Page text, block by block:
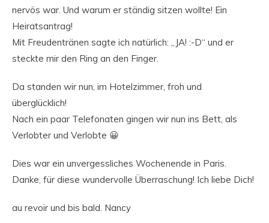
nervös war. Und warum er ständig sitzen wollte! Ein
Heiratsantrag!
Mit Freudentränen sagte ich natürlich: „JA! :-D“ und er
steckte mir den Ring an den Finger.
Da standen wir nun, im Hotelzimmer, froh und
überglücklich!
Nach ein paar Telefonaten gingen wir nun ins Bett, als
Verlobter und Verlobte 😀
Dies war ein unvergessliches Wochenende in Paris.
Danke, für diese wundervolle Überraschung! Ich liebe Dich!
au revoir und bis bald. Nancy